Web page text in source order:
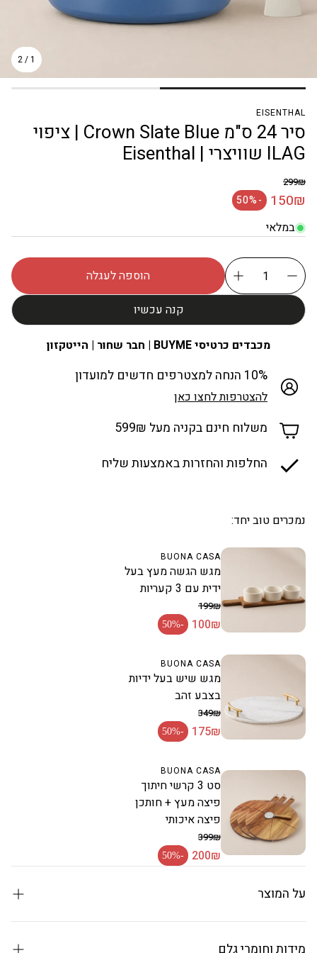
1
/
2
EISENTHAL
סיר 24 ס"מ Crown Slate Blue | ציפוי
ILAG שוויצרי | Eisenthal
150₪
-50%
מחיר מבצע
מחיר רגיל
299₪
במלאי
הוספה לעגלה
קנה עכשיו
מכבדים כרטיסי BUYME | חבר שחור | הייטקזון
10% הנחה למצטרפים חדשים למועדון
להצטרפות לחצו כאן
משלוח חינם בקניה מעל 599₪
החלפות והחזרות באמצעות שליח
נמכרים טוב יחד:
BUONA CASA
מגש הגשה מעץ בעל
ידית עם 3 קעריות
100₪
-50%
מחיר מבצע
מחיר רגיל
199₪
BUONA CASA
מגש שיש בעל ידיות
בצבע זהב
175₪
-50%
מחיר מבצע
מחיר רגיל
349₪
BUONA CASA
סט 3 קרשי חיתוך
פיצה מעץ + חותכן
פיצה איכותי
200₪
-50%
מחיר מבצע
מחיר רגיל
399₪
על המוצר
מידות וחומרי גלם